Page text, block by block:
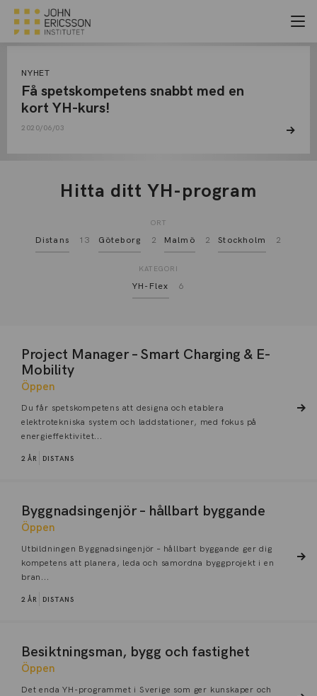
JUNI, 2020
NYHET
Få spetskompetens snabbt med en
kort YH-kurs!
2020/06/03
Hitta ditt YH-program
ORT
Distans 13 Göteborg 2 Malmö 2 Stockholm 2
KATEGORI
YH-Flex 6
Project Manager – Smart Charging & E-
Mobility
Öppen
Du får spetskompetens att designa och etablera
elektrotekniska system och laddstationer, med fokus på
energieffektivitet...
2 ÅR DISTANS
Byggnadsingenjör – hållbart byggande
Öppen
Utbildningen Byggnadsingenjör – hållbart byggande ger dig
kompetens att planera, leda och samordna byggprojekt i en
bran...
2 ÅR DISTANS
Besiktningsman, bygg och fastighet
Öppen
Det enda YH-programmet i Sverige som ger kunskaper och